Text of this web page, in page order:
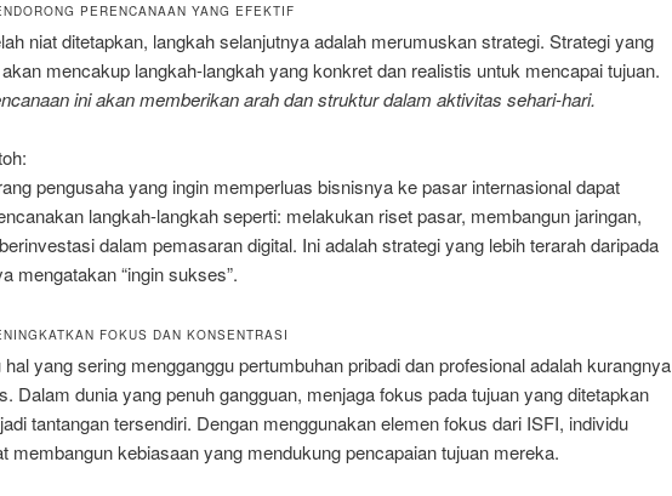
PERENCANAAN YANG EFEKTIF
niat ditetapkan, langkah selanjutnya adalah merumuskan strategi. Strategi yang
mencakup langkah-langkah yang konkret dan realistis untuk mencapai tujuan.
ini akan memberikan arah dan struktur dalam aktivitas sehari-hari.
pengusaha yang ingin memperluas bisnisnya ke pasar internasional dapat
langkah-langkah seperti: melakukan riset pasar, membangun jaringan,
dalam pemasaran digital. Ini adalah strategi yang lebih terarah daripada
mengatakan “ingin sukses”.
FOKUS DAN KONSENTRASI
hal yang sering mengganggu pertumbuhan pribadi dan profesional adalah kurangnya
Dalam dunia yang penuh gangguan, menjaga fokus pada tujuan yang ditetapkan
tantangan tersendiri. Dengan menggunakan elemen fokus dari ISFI, individu
membangun kebiasaan yang mendukung pencapaian tujuan mereka.